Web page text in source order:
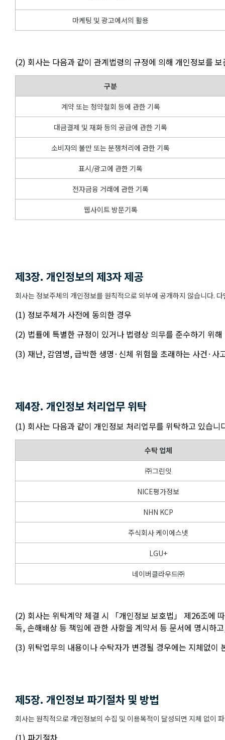
마케팅 및 광고에서의 활용
(2) 회사는 다음과 같이 관계법령의 규정에 의해 개인정보를
구분
계약 또는 청약철회 등에 관한 기록
대금결제 및 재화 등의 공급에 관한 기록
소비자의 불만 또는 분쟁처리에 관한 기록
표시/광고에 관한 기록
전자금융 거래에 관한 기록
웹사이트 방문기록
제3장. 개인정보의 제3자 제공
회사는 정보주체의 개인정보를 원칙적으로 외부에 공개하지 않습니다.
(1) 정보주체가 사전에 동의한 경우
(2) 법률에 특별한 규정이 있거나 법령상 의무를 준수하기 위
(3) 재난, 감염병, 급박한 생명·신체 위험을 초래하는 사건·사
제4장. 개인정보 처리업무 위탁
(1) 회사는 다음과 같이 개인정보 처리업무를 위탁하고 있습니
수탁 업체
㈜그린잇
NICE평가정보
NHN KCP
주식회사 케이에스넷
LGU+
네이버클라우드㈜
(2) 회사는 위탁계약 체결 시 「개인정보 보호법」 제26조에
독, 손해배상 등 책임에 관한 사항을 계약서 등 문서에 명시하
(3) 위탁업무의 내용이나 수탁자가 변경될 경우에는 지체없이
제5장. 개인정보 파기절차 및 방법
회사는 원칙적으로 개인정보의 수집 및 이용목적이 달성되면 지체 없이
(1) 파기절차